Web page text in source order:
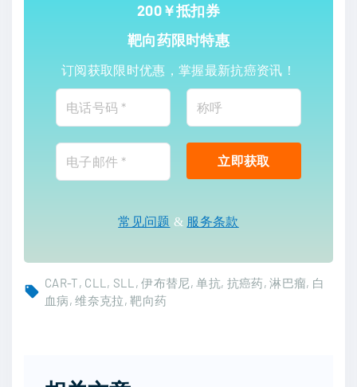
200￥抵扣券
靶向药限时特惠
订阅获取限时优惠，掌握最新抗癌资讯！
常见问题 & 服务条款
CAR-T CLL SLL 伊布替尼 单抗 抗癌药 淋巴瘤 白
血病 维奈克拉 靶向药